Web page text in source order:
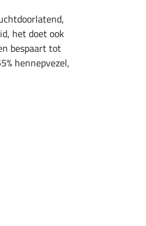
het doet ook
bespaart tot
hennepvezel,